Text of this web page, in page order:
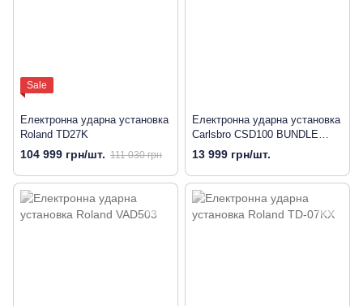
Sale
Електронна ударна установка
Roland TD27K
104 999 грн/шт. 111 030 грн
Електронна ударна установка
Carlsbro CSD100 BUNDLE
PACK
13 999 грн/шт.